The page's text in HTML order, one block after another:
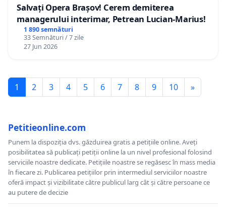
Salvați Opera Brașov! Cerem demiterea
managerului interimar, Petrean Lucian-Marius!
1 890 semnături
33 Semnături / 7 zile
27 Jun 2026
1 2 3 4 5 6 7 8 9 10 »
Petitieonline.com
Punem la dispoziția dvs. găzduirea gratis a petițiile online. Aveți
posibilitatea să publicați petiții online la un nivel profesional folosind
serviciile noastre dedicate. Petițiile noastre se regăsesc în mass media
în fiecare zi. Publicarea petițiilor prin intermediul serviciilor noastre
oferă impact și vizibilitate către publicul larg cât și către persoane ce
au putere de decizie